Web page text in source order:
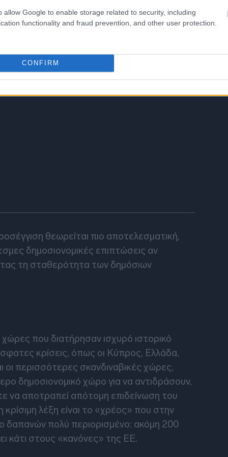
allow Google to enable storage related to security, including
functionality and fraud prevention, and other user protection.
CONFIRM
θεωρείται πιο αποτελεσματική,
δημοσιονομικές επιπτώσεις αν
τη σταθερότητα των δημόσιων
που διατήρησαν ισχυρό ιστορικό
κρίσεις, όπως οι Κύπρος, Ελλάδα,
οι περισσότερες σκανδιναβικές χώρες,
δημοσιονομικό χώρο για να αντιδράσουν,
να αποτραπεί απότομη επιδείνωση του
λέξη είναι το «χρέος» που στην
δαπανών πολύ περιορισμένο: ακόμη 200
κάτι στους «κανόνες» της ΕΕ.